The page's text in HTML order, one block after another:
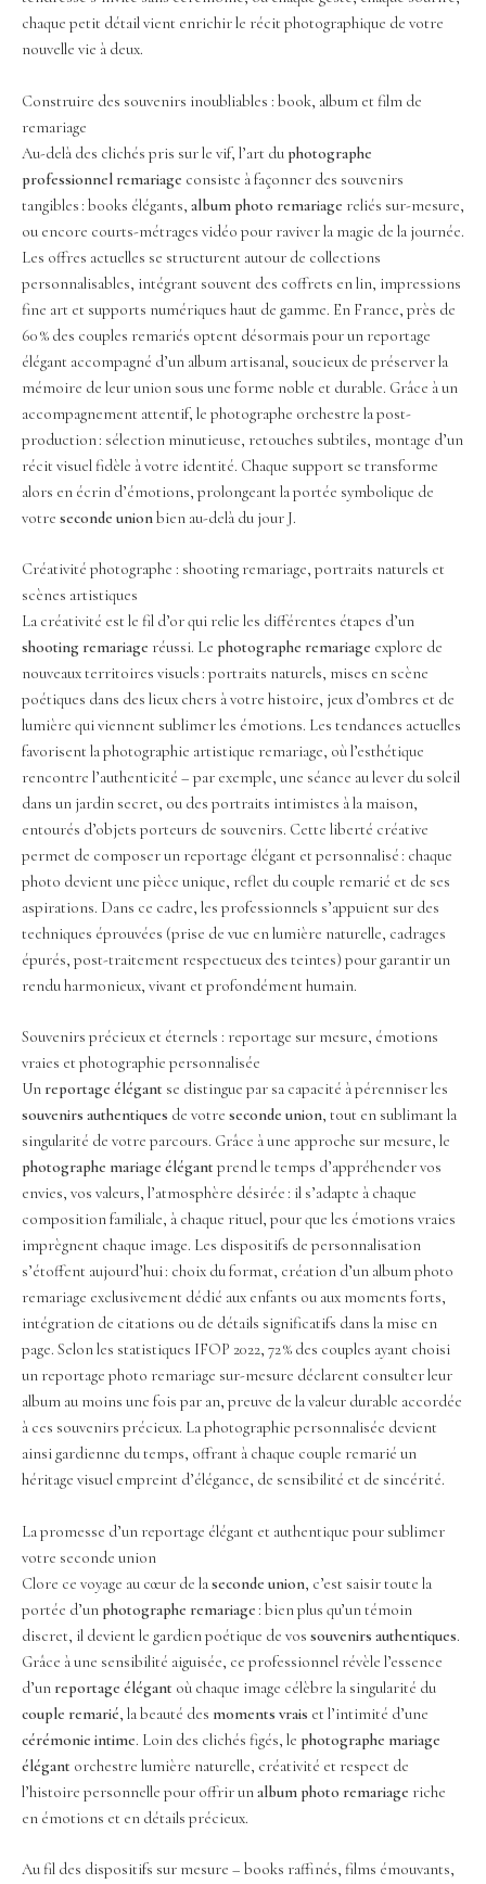
chaque petit détail vient enrichir le récit photographique de votre
nouvelle vie à deux.
Construire des souvenirs inoubliables : book, album et film de
remariage
Au-delà des clichés pris sur le vif, l’art du photographe
professionnel remariage consiste à façonner des souvenirs
tangibles : books élégants, album photo remariage reliés sur-mesure,
ou encore courts-métrages vidéo pour raviver la magie de la journée.
Les offres actuelles se structurent autour de collections
personnalisables, intégrant souvent des coffrets en lin, impressions
fine art et supports numériques haut de gamme. En France, près de
60 % des couples remariés optent désormais pour un reportage
élégant accompagné d’un album artisanal, soucieux de préserver la
mémoire de leur union sous une forme noble et durable. Grâce à un
accompagnement attentif, le photographe orchestre la post-
production : sélection minutieuse, retouches subtiles, montage d’un
récit visuel fidèle à votre identité. Chaque support se transforme
alors en écrin d’émotions, prolongeant la portée symbolique de
votre seconde unionbien au-delà du jour J.
Créativité photographe : shooting remariage, portraits naturels et
scènes artistiques
La créativité est le fil d’or qui relie les différentes étapes d’un
shooting remariage réussi. Le photographe remariage explore de
nouveaux territoires visuels : portraits naturels, mises en scène
poétiques dans des lieux chers à votre histoire, jeux d’ombres et de
lumière qui viennent sublimer les émotions. Les tendances actuelles
favorisent la photographie artistique remariage, où l’esthétique
rencontre l’authenticité – par exemple, une séance au lever du soleil
dans un jardin secret, ou des portraits intimistes à la maison,
entourés d’objets porteurs de souvenirs. Cette liberté créative
permet de composer un reportage élégant et personnalisé : chaque
photo devient une pièce unique, reflet du couple remarié et de ses
aspirations. Dans ce cadre, les professionnels s’appuient sur des
techniques éprouvées (prise de vue en lumière naturelle, cadrages
épurés, post-traitement respectueux des teintes) pour garantir un
rendu harmonieux, vivant et profondément humain.
Souvenirs précieux et éternels : reportage sur mesure, émotions
vraies et photographie personnalisée
Un reportage élégant se distingue par sa capacité à pérenniser les
souvenirs authentiques de votre seconde union, tout en sublimant la
singularité de votre parcours. Grâce à une approche sur mesure, le
photographe mariage élégant prend le temps d’appréhender vos
envies, vos valeurs, l’atmosphère désirée : il s’adapte à chaque
composition familiale, à chaque rituel, pour que les émotions vraies
imprègnent chaque image. Les dispositifs de personnalisation
s’étoffent aujourd’hui : choix du format, création d’un album photo
remariage exclusivement dédié aux enfants ou aux moments forts,
intégration de citations ou de détails significatifs dans la mise en
page. Selon les statistiques IFOP 2022, 72 % des couples ayant choisi
un reportage photo remariage sur-mesure déclarent consulter leur
album au moins une fois par an, preuve de la valeur durable accordée
à ces souvenirs précieux. La photographie personnalisée devient
ainsi gardienne du temps, offrant à chaque couple remarié un
héritage visuel empreint d’élégance, de sensibilité et de sincérité.
La promesse d’un reportage élégant et authentique pour sublimer
votre seconde union
Clore ce voyage au cœur de laseconde union, c’est saisir toute la
portée d’un photographe remariage : bien plus qu’un témoin
discret, il devient le gardien poétique de vos souvenirs authentiques.
Grâce à une sensibilité aiguisée, ce professionnel révèle l’essence
d’un reportage élégant où chaque image célèbre la singularité du
couple remarié, la beauté des moments vrais et l’intimité d’une
cérémonie intime. Loin des clichés figés, le photographe mariage
élégant orchestre lumière naturelle, créativité et respect de
l’histoire personnelle pour offrir unalbum photo remariage riche
en émotions et en détails précieux.
Au fil des dispositifs sur mesure – books raffinés, films émouvants,